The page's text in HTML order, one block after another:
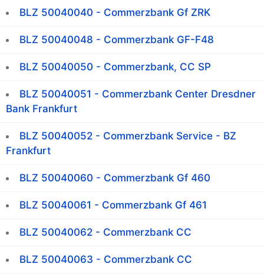
BLZ 50040040 - Commerzbank Gf ZRK
BLZ 50040048 - Commerzbank GF-F48
BLZ 50040050 - Commerzbank, CC SP
BLZ 50040051 - Commerzbank Center Dresdner
Bank Frankfurt
BLZ 50040052 - Commerzbank Service - BZ
Frankfurt
BLZ 50040060 - Commerzbank Gf 460
BLZ 50040061 - Commerzbank Gf 461
BLZ 50040062 - Commerzbank CC
BLZ 50040063 - Commerzbank CC